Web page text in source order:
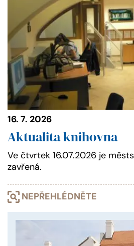
16. 7. 2026
Aktualita knihovna
Ve čtvrtek 16.07.2026 je
zavřená.
NEPŘEHLÉDNĚTE